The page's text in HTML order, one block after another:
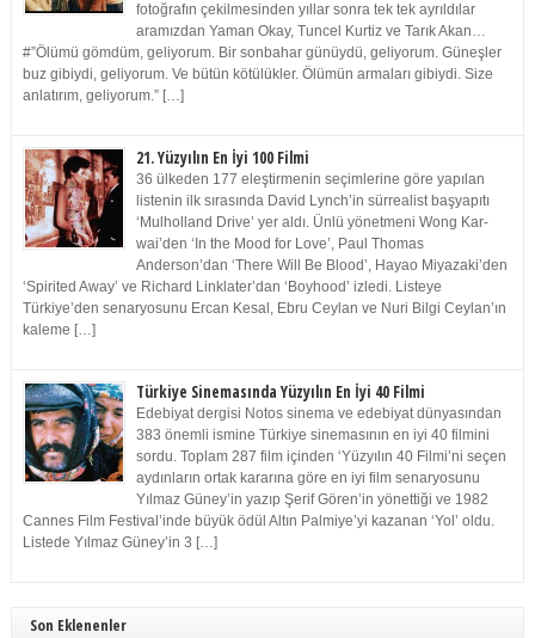
fotoğrafın çekilmesinden yıllar sonra tek tek ayrıldılar
aramızdan Yaman Okay, Tuncel Kurtiz ve Tarık Akan…
#”Ölümü gömdüm, geliyorum. Bir sonbahar günüydü, geliyorum. Güneşler
buz gibiydi, geliyorum. Ve bütün kötülükler. Ölümün armaları gibiydi. Size
anlatırım, geliyorum.” […]
21. Yüzyılın En İyi 100 Filmi
36 ülkeden 177 eleştirmenin seçimlerine göre yapılan
listenin ilk sırasında David Lynch’in sürrealist başyapıtı
‘Mulholland Drive’ yer aldı. Ünlü yönetmeni Wong Kar-
wai’den ‘In the Mood for Love’, Paul Thomas
Anderson’dan ‘There Will Be Blood’, Hayao Miyazaki’den
‘Spirited Away’ ve Richard Linklater’dan ‘Boyhood’ izledi. Listeye
Türkiye’den senaryosunu Ercan Kesal, Ebru Ceylan ve Nuri Bilgi Ceylan’ın
kaleme […]
Türkiye Sinemasında Yüzyılın En İyi 40 Filmi
Edebiyat dergisi Notos sinema ve edebiyat dünyasından
383 önemli ismine Türkiye sinemasının en iyi 40 filmini
sordu. Toplam 287 film içinden ‘Yüzyılın 40 Filmi’ni seçen
aydınların ortak kararına göre en iyi film senaryosunu
Yılmaz Güney’in yazıp Şerif Gören’in yönettiği ve 1982
Cannes Film Festival’inde büyük ödül Altın Palmiye’yi kazanan ‘Yol’ oldu.
Listede Yılmaz Güney’in 3 […]
Son Eklenenler